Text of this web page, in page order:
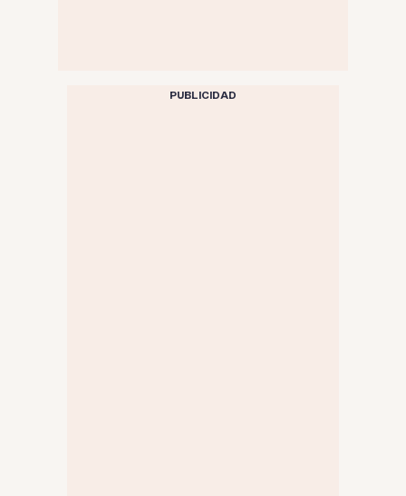
PUBLICIDAD